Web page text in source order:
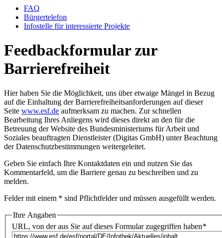
FAQ
Bür­ger­te­le­fon
In­fo­stel­le für in­ter­es­sier­te Pro­jek­te
Feedbackformular zur
Barrierefreiheit
Hier haben Sie die Möglichkeit, uns über etwaige Mängel in Bezug
auf die Einhaltung der Barrierefreiheitsanforderungen auf dieser
Seite www.esf.de aufmerksam zu machen. Zur schnellen
Bearbeitung Ihres Anliegens wird dieses direkt an den für die
Betreuung der Website des Bundesministeriums für Arbeit und
Soziales beauftragten Dienstleister (Digitas GmbH) unter Beachtung
derDatenschutzbestimmungen weitergeleitet.
Geben Sie einfach Ihre Kontaktdaten ein und nutzen Sie das
Kommentarfeld, um die Barriere genau zu beschreiben und zu
melden.
Felder mit einem * sind Pflichtfelder und müssen ausgefüllt werden.
Ihre Angaben
URL, von der aus Sie auf dieses Formular zugegriffen haben*